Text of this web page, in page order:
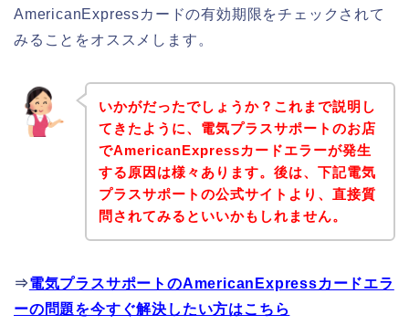
AmericanExpressカードの有効期限をチェックされて
みることをオススメします。
いかがだったでしょうか？これまで説明し
てきたように、電気プラスサポートのお店
でAmericanExpressカードエラーが発生
する原因は様々あります。後は、下記電気
プラスサポートの公式サイトより、直接質
問されてみるといいかもしれません。
⇒電気プラスサポートのAmericanExpressカードエラ
ーの問題を今すぐ解決したい方はこちら